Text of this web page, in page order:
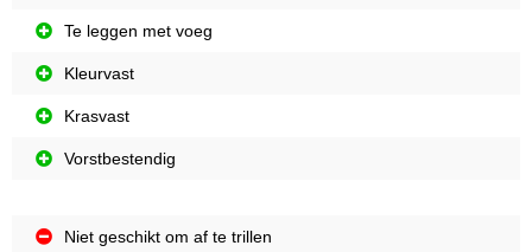
Te leggen met voeg
Kleurvast
Krasvast
Vorstbestendig
Niet geschikt om af te trillen